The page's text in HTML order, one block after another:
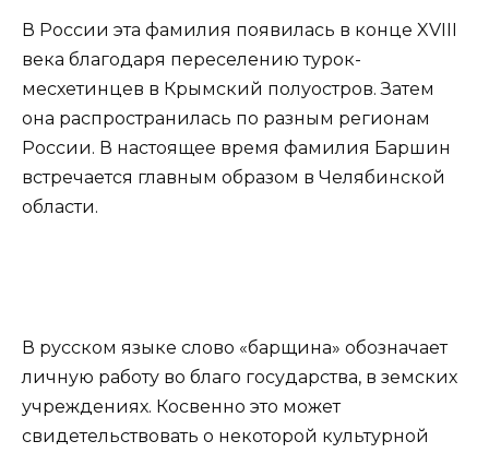
В России эта фамилия появилась в конце XVIII
века благодаря переселению турок-
месхетинцев в Крымский полуостров. Затем
она распространилась по разным регионам
России. В настоящее время фамилия Баршин
встречается главным образом в Челябинской
области.
В русском языке слово «барщина» обозначает
личную работу во благо государства, в земских
учреждениях. Косвенно это может
свидетельствовать о некоторой культурной